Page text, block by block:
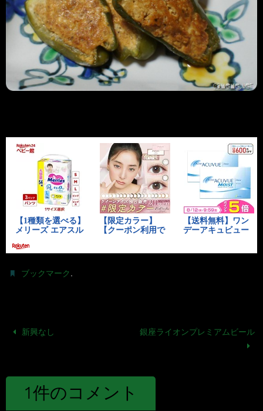
ブックマーク.
新興なし 銀座ライオンプレミアムビール
1件のコメント